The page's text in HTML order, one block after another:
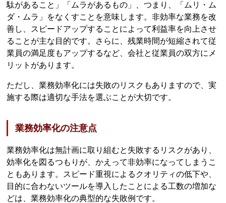
駄があること」「ムラがあるもの」、つまり、「ムリ・ム
ダ・ムラ」をなくすことを意味します。非効率な業務を改
善し、スピードアップすることによって利益率を向上させ
ることが主な目的です。さらに、残業時間が短縮されて従
業員の満足度もアップするなど、会社と従業員の双方にメ
リットがあります。
ただし、業務効率化には失敗のリスクもありますので、実
施する際は適切な手法を選ぶことが大切です。
業務効率化の注意点
業務効率化は無計画に取り組むと失敗するリスクがあり、
効率化を図るつもりが、かえって非効率になってしまうこ
ともあります。スピード重視によるクオリティの低下や、
目的に合わないツールを導入したことによる工数の増加な
どは、業務効率化の典型的な失敗例です。